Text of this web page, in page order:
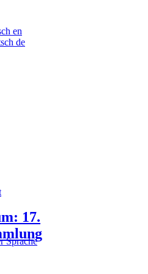
en
de
Sprache
17.